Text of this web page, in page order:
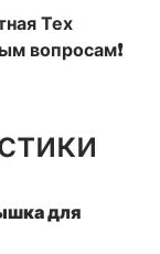
Тех
вопросам❗
для